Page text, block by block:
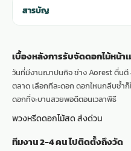
สารบัญ
เบื้องหลังการรับจัดดอกไม้หน้า
วันที่มีงานฌาปนกิจ ช่าง Aorest ตื่นตี
ตลาด เลือกทีละดอก ดอกไหนกลีบช้ำก็
ดอกที่จะบานสวยพอดีตอนเวลาพิธี
พวงหรีดดอกไม้สด ส่งด่วน
ทีมงาน 2-4 คน ไปติดตั้งถึงวัด